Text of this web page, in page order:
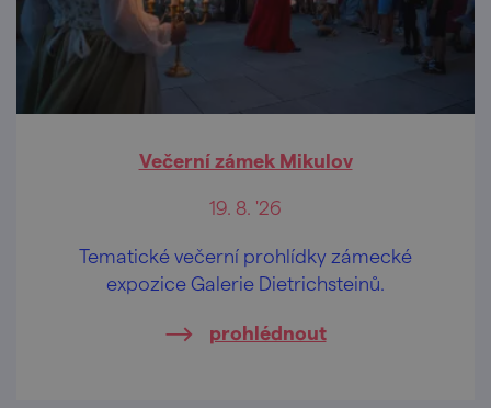
Večerní zámek Mikulov
19. 8. '26
Tematické večerní prohlídky zámecké
expozice Galerie Dietrichsteinů.
prohlédnout